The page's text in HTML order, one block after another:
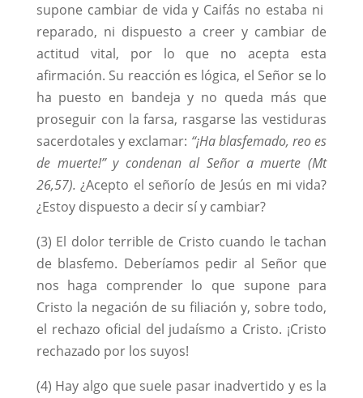
supone cambiar de vida y Caifás no estaba ni
reparado, ni dispuesto a creer y cambiar de
actitud vital, por lo que no acepta esta
afirmación. Su reacción es lógica, el Señor se lo
ha puesto en bandeja y no queda más que
proseguir con la farsa, rasgarse las vestiduras
sacerdotales y exclamar: “¡Ha blasfemado, reo es
de muerte!” y condenan al Señor a muerte (Mt
26,57).¿Acepto el señorío de Jesús en mi vida?
¿Estoy dispuesto a decir sí y cambiar?
(3) El dolor terrible de Cristo cuando le tachan
de blasfemo. Deberíamos pedir al Señor que
nos haga comprender lo que supone para
Cristo la negación de su filiación y, sobre todo,
el rechazo oficial del judaísmo a Cristo. ¡Cristo
rechazado por los suyos!
(4) Hay algo que suele pasar inadvertido y es la